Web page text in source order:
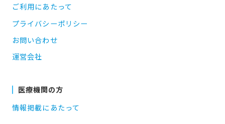
ご利用にあたって
プライバシーポリシー
お問い合わせ
運営会社
医療機関の方
情報掲載にあたって